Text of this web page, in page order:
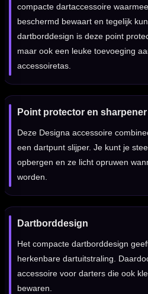
compacte dartaccessoire
beschermd bewaart en tegelijk
dartborddesign is deze point
maar ook een leuke toevoeging
accessoiretas.
Point protector en sharpener
Deze Designa accessoire
een dartpunt slijper. Je kunt je
opbergen en ze licht opruwen
worden.
Dartborddesign
Het compacte dartborddesign
herkenbare dartuitstraling.
accessoire voor darters die ook
bewaren.